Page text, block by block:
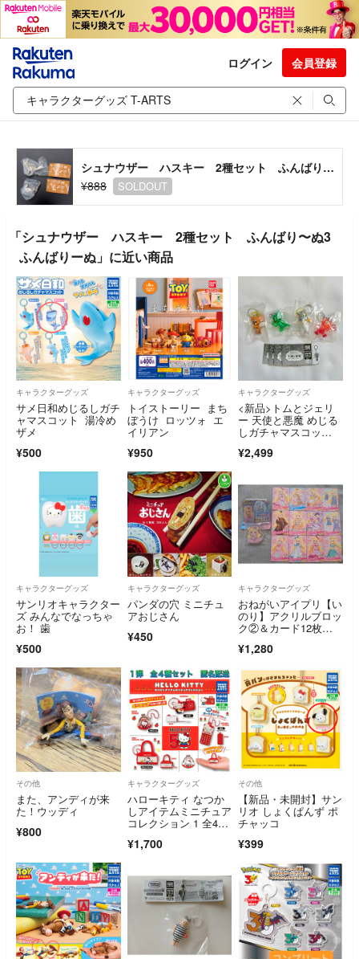
ログイン 会員登録
シュナウザー ハスキー 2種セット ふんばり〜ぬ3 ふんばりーぬ
¥888
SOLDOUT
「シュナウザー ハスキー 2種セット ふんばり〜ぬ3
ふんばりーぬ」に近い商品
キャラクターグッズ
サメ日和めじるしガチ
ャマスコット 湯冷め
ザメ
¥500
キャラクターグッズ
トイストーリー まち
ぼうけ ロッツォ エ
イリアン
¥950
キャラクターグッズ
<新品>トムとジェリ
ー 天使と悪魔 めじる
しガチャマスコッ
¥2,499
キャラクターグッズ
サンリオキャラクター
ズ みんなでなっちゃ
お！ 歯
¥500
キャラクターグッズ
パンダの穴 ミニチュ
アおじさん
¥450
キャラクターグッズ
おねがいアイプリ【い
のり】アクリルブロッ
ク②＆カード12枚セ
¥1,280
その他
また、アンディが来
た！ウッディ
¥800
キャラクターグッズ
ハローキティ なつか
しアイテムミニチュア
コレクション 1 全4
¥1,700
その他
【新品・未開封】サン
リオ しょくぱんず ポ
チャッコ
¥399